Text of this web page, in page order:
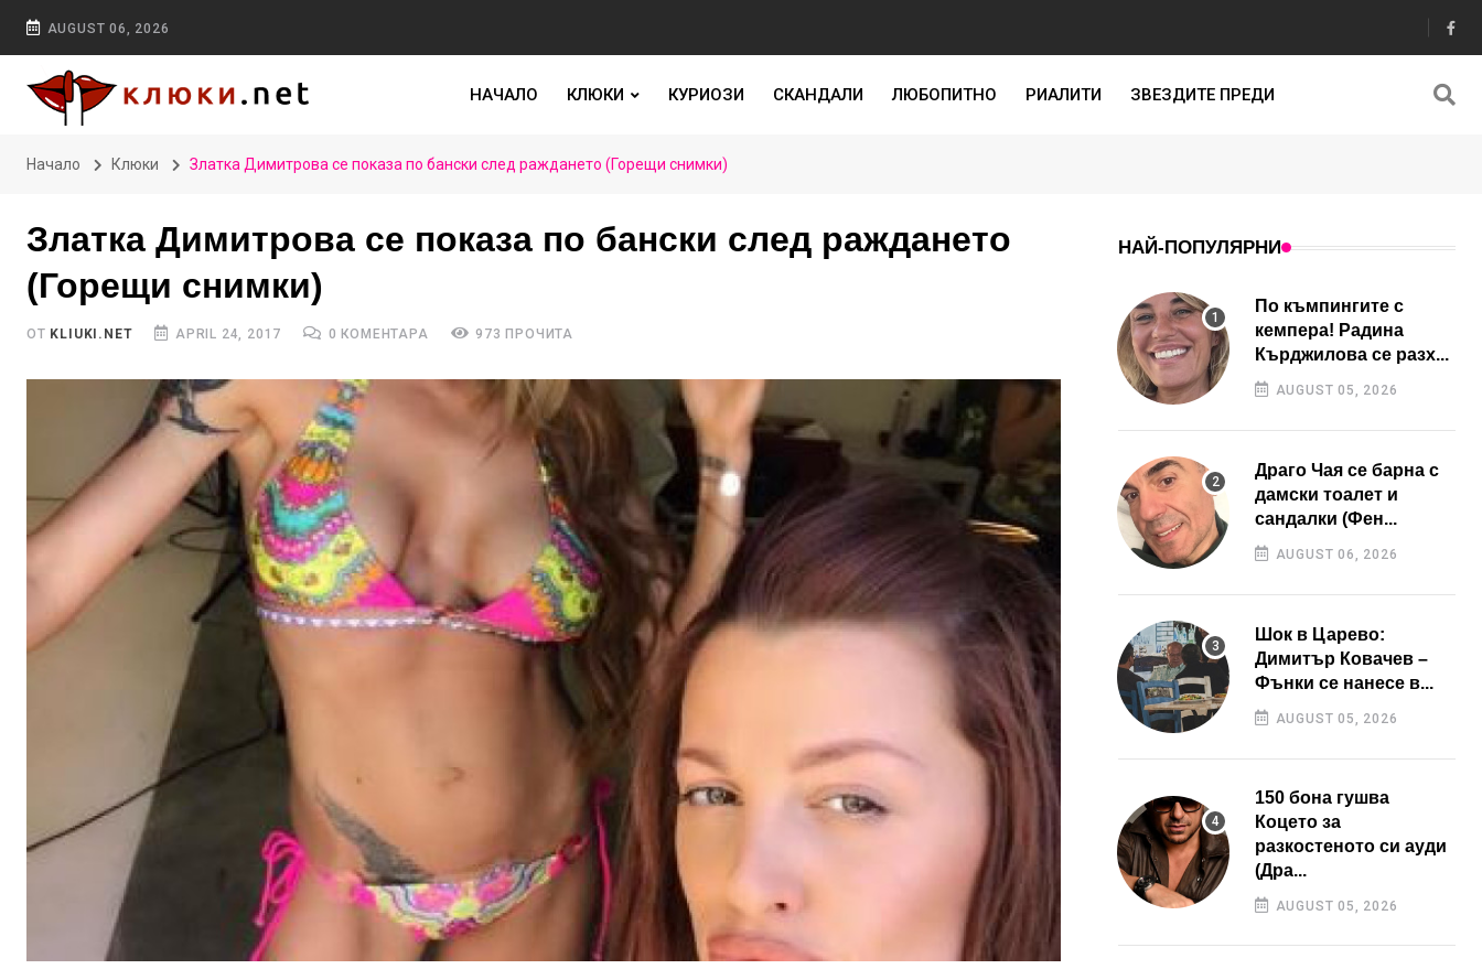
AUGUST 06, 2026
НАЧАЛО КЛЮКИ КУРИОЗИ СКАНДАЛИ ЛЮБОПИТНО РИАЛИТИ ЗВЕЗДИТЕ ПРЕДИ
Начало Клюки Златка Димитрова се показа по бански след раждането (Горещи снимки)
Златка Димитрова се показа по бански след раждането
(Горещи снимки)
ОТ KLIUKI.NET APRIL 24, 2017 0 КОМЕНТАРА 973 ПРОЧИТА
НАЙ-ПОПУЛЯРНИ
По къмпингите с
кемпера! Радина
Кърджилова се разх...
AUGUST 05, 2026
Драго Чая се барна с
дамски тоалет и
сандалки (Фен...
AUGUST 06, 2026
Шок в Царево:
Димитър Ковачев –
Фънки се нанесе в...
AUGUST 05, 2026
150 бона гушва
Коцето за
разкостеното си ауди
(Дра...
AUGUST 05, 2026